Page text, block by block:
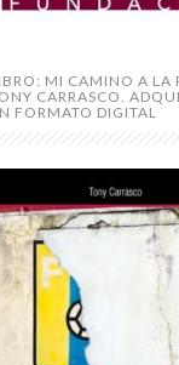
MI CAMINO A LA
CARRASCO.
FORMATO DIGITAL